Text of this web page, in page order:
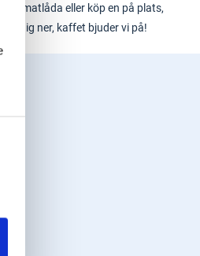
matlåda eller köp en på plats,
slå dig ner, kaffet bjuder vi på!